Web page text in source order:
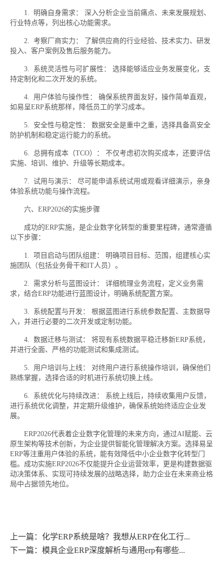
1. 明确自身需求： 深入分析企业当前痛点、未来发展规划、
行业特点等，列出核心功能需求。
2. 考察厂商实力： 了解供应商的行业经验、技术实力、研发
投入、客户案例及售后服务能力。
3. 系统灵活性与可扩展性： 选择能够适应业务发展变化，支
持定制化和二次开发的系统。
4. 用户体验与操作性： 确保系统界面友好，操作简单直观，
如易呈ERP系统那样，降低员工的学习成本。
5. 安全性与稳定性： 数据安全是重中之重，选择具备高安全
防护机制和稳定运行能力的系统。
6. 总拥有成本（TCO）： 不仅考虑初次购买成本，还要评估
实施、培训、维护、升级等长期成本。
7. 试用与演示： 尽可能申请系统试用或观看详细演示，亲身
体验系统功能与操作流程。
六、ERP2026的实施步骤
成功的ERP实施，是企业数字化转型的重要里程碑，通常遵循
以下步骤：
1. 项目启动与团队组建： 明确项目目标、范围，组建核心实
施团队（包括业务骨干和IT人员）。
2. 需求分析与蓝图设计： 详细梳理业务流程，定义业务需
求，结合ERP功能进行蓝图设计，明确系统配置方案。
3. 系统配置与开发： 根据蓝图进行系统参数配置、主数据导
入，并进行必要的二次开发或定制功能。
4. 数据迁移与测试： 将现有系统数据平稳迁移新ERP系统，
并进行全面、严格的功能测试和集成测试。
5. 用户培训与上线： 对终用户进行系统操作培训，确保他们
熟练掌握，选择合适的时机进行系统切换上线。
6. 系统优化与持续改进： 系统上线后，持续收集用户反馈，
进行系统优化调整，并定期升级维护，确保系统始终适应企业发
展。
ERP2026代表着企业数字化管理的未来方向，通过AI赋能、云
原生架构等技术创新，为企业提供智能化管理解决方案。选择易呈
ERP等注重用户体验的系统，能有效降低中小企业数字化转型门
槛。成功实施ERP2026不仅能提升企业运营效率，更是构建数据驱
动决策体系、实现可持续发展的战略选择，助力企业在未来商业格
局中占据领先地位。
上一篇：化学ERP系统是啥？我想从ERP在化工行...
下一篇：模具企业ERP深度解析与通用erp有哪些...